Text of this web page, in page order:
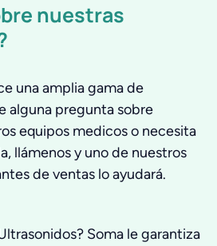
nuestras
una amplia gama de
alguna pregunta sobre
equipos medicos o necesita
llámenos y uno de nuestros
de ventas lo ayudará.
Soma le garantiza